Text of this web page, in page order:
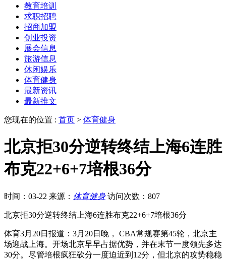
教育培训
求职招聘
招商加盟
创业投资
展会信息
旅游信息
休闲娱乐
体育健身
最新资讯
最新推文
您现在的位置 : 首页 > 体育健身
北京拒30分逆转终结上海6连胜
布克22+6+7培根36分
时间：03-22 来源： 体育健身 访问次数：807
北京拒30分逆转终结上海6连胜布克22+6+7培根36分
体育3月20日报道：3月20日晚， CBA常规赛第45轮，北京主
场迎战上海。开场北京早早占据优势，并在末节一度领先多达
30分。尽管培根疯狂砍分一度迫近到12分，但北京的攻势稳稳